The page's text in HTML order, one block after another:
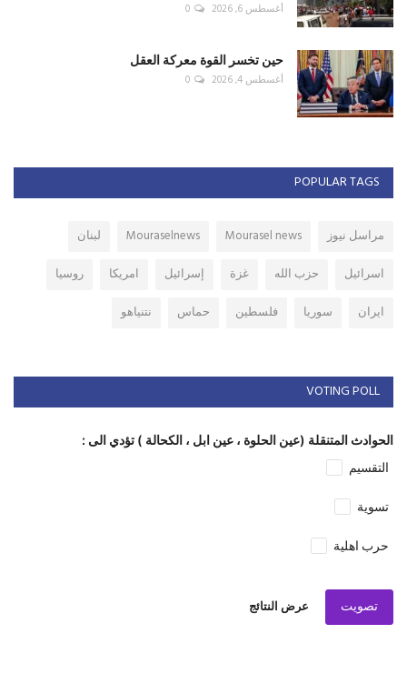
أغسطس 6, 2026 0
حين تخسر القوة معركة العقل
أغسطس 4, 2026 0
POPULAR TAGS
مراسل نيوز Mourasel news
Mouraselnews
لبنان
اسرائيل
حزب الله غزة إسرائيل امريكا
روسيا
ايران
سوريا فلسطين حماس نتنياهو
VOTING POLL
الحوادث المتنقلة (عين الحلوة ، عين ابل ، الكحالة ) تؤدي الى :
التقسيم
تسوية
حرب اهلية
تصويت عرض النتائج